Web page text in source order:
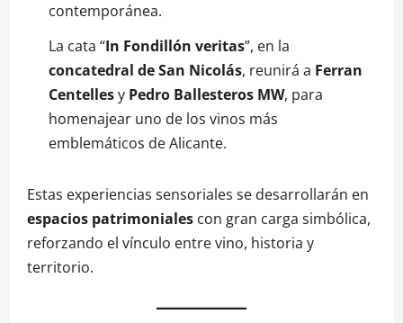
contemporánea.
La cata “In Fondillón veritas”, en la
concatedral de San Nicolás, reunirá a Ferran
Centellesy Pedro Ballesteros MW, para
homenajear uno de los vinos más
emblemáticos de Alicante.
Estas experiencias sensoriales se desarrollarán en
espacios patrimoniales con gran carga simbólica,
reforzando el vínculo entre vino, historia y
territorio.